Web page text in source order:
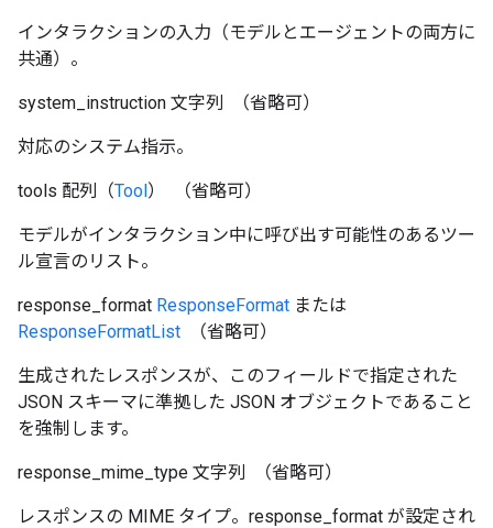
インタラクションの入力（モデルとエージェントの両方に
共通）。
system_instruction 文字列 （省略可）
対応のシステム指示。
tools 配列（Tool） （省略可）
モデルがインタラクション中に呼び出す可能性のあるツー
ル宣言のリスト。
response_format ResponseFormat または
ResponseFormatList
（省略可）
生成されたレスポンスが、このフィールドで指定された
JSON スキーマに準拠した JSON オブジェクトであること
を強制します。
response_mime_type 文字列 （省略可）
レスポンスの MIME タイプ。response_format が設定され